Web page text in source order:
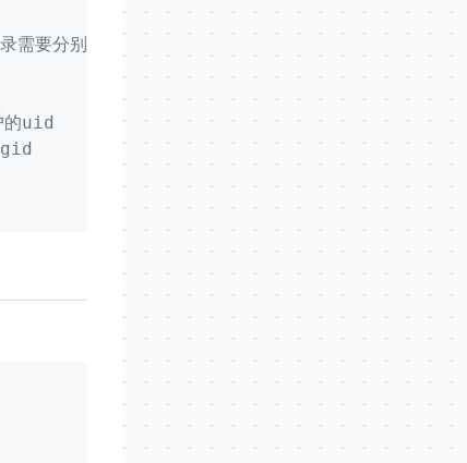
需要分别映射进来，需要满足配置文件说明中的要求
的uid
gid